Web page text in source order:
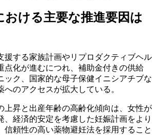
おける主要な推進要因は
援する家族計画やリプロダクティブヘル
点化が進むにつれ、補助金付きの供給
ック、国家的な母子保健イニシアチブな
へのアクセスが拡大している。
上昇と出産年齢の高齢化傾向は、女性が
、経済的安定を考慮した妊娠計画をより
信頼性の高い薬物避妊法を採用すること